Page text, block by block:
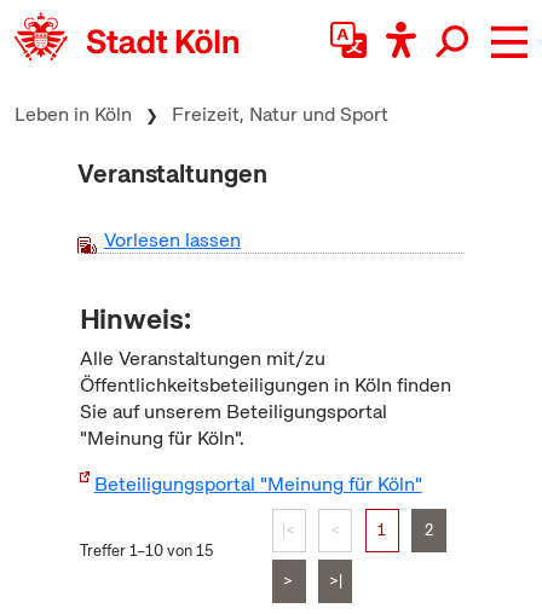
zum Inhalt springen
Leben in Köln Freizeit, Natur und Sport
Veranstaltungen
Vorlesen lassen
Hinweis:
Alle Veranstaltungen mit/zu
Öffentlichkeitsbeteiligungen in Köln finden
Sie auf unserem Beteiligungsportal
"Meinung für Köln".
Beteiligungsportal "Meinung für Köln"
Treffer 1–10 von 15
|< < 1 2
> >|